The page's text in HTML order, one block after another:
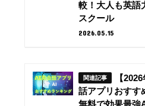
較！大人も英語
スクール
2026.05.15
【
話アプリおすす